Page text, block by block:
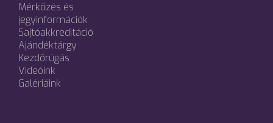
Mérkőzés és
jegyinformációk
Sajtóakkreditáció
Ajándéktárgy
Kezdőrúgás
Videóink
Galériáink